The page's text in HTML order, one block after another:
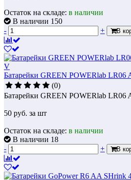
Остаток на складе: в наличии
В наличии 150
-
+ В
Батарейки GREEN POWERlab LR06
(0)
Батарейки GREEN POWERlab LR06
50 руб. за шт
Остаток на складе: в наличии
В наличии 18
-
+ В